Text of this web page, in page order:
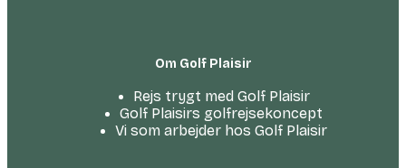
Om Golf Plaisir
Rejs trygt med Golf Plaisir
Golf Plaisirs golfrejsekoncept
Vi som arbejder hos Golf Plaisir